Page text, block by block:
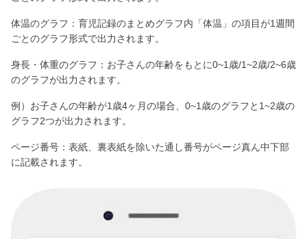
体温のグラフ：育児記録のまとめグラフ内「体温」の項目が1週間
ごとのグラフ形式で出力されます。
身長・体重のグラフ：お子さんの年齢をもとに0~1歳/1~2歳/2~6歳
のグラフが出力されます。
例）お子さんの年齢が1歳4ヶ月の場合、0~1歳のグラフと1~2歳の
グラフ2つが出力されます。
ページ番号：表紙、裏表紙を除いた通し番号がページ真ん中下部
に記載されます。